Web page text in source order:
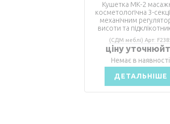
Кушетка МК-2
косметологічна 3-
механічним
висоти та
(СДМ меблі) Арт:
ціну
Немає в наявності
ДЕТАЛЬНІШЕ